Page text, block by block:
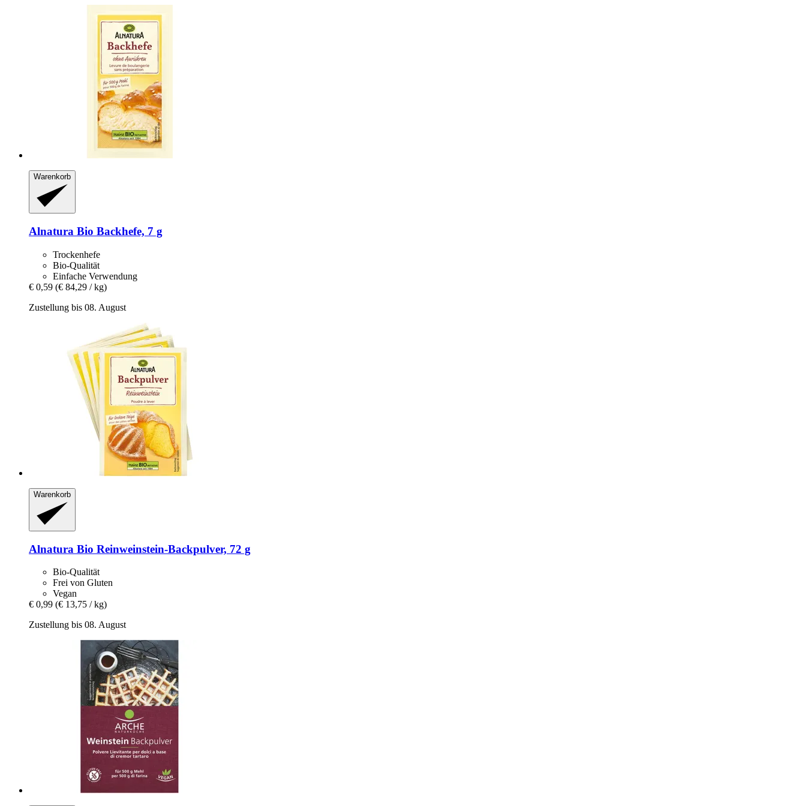
Warenkorb
Alnatura Bio Backhefe, 7 g
Trockenhefe
Bio-Qualität
Einfache Verwendung
€ 0,59 (€ 84,29 / kg)
Zustellung bis 08. August
Warenkorb
Alnatura Bio Reinweinstein-​Backpulver, 72 g
Bio-Qualität
Frei von Gluten
Vegan
€ 0,99 (€ 13,75 / kg)
Zustellung bis 08. August